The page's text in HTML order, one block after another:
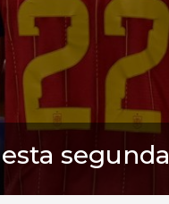
segunda